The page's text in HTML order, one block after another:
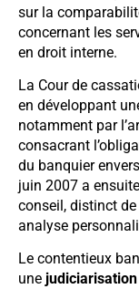
sur la
concernant les
en droit interne.
La Cour de
en développant
notamment par
consacrant
du banquier
juin 2007 a
conseil, distinct
analyse
Le contentieux
une